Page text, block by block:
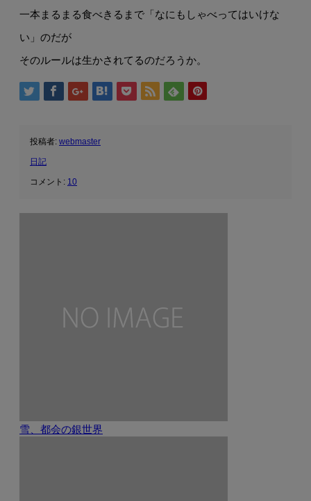
一本まるまる食べきるまで「なにもしゃべってはいけな
い」のだが
そのルールは生かされてるのだろうか。
投稿者: webmaster
日記
コメント: 10
雪、都会の銀世界